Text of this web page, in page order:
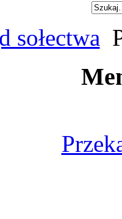
sołectwa